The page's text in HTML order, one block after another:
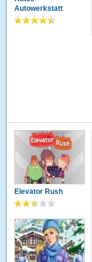
Autowerkstatt
Elevator Rush